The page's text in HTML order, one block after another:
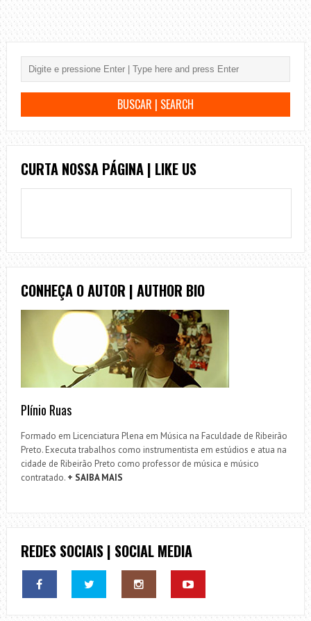
CURTA NOSSA PÁGINA | LIKE US
CONHEÇA O AUTOR | AUTHOR BIO
Plínio Ruas
Formado em Licenciatura Plena em Música na Faculdade de Ribeirão
Preto. Executa trabalhos como instrumentista em estúdios e atua na
cidade de Ribeirão Preto como professor de música e músico
contratado. + SAIBA MAIS
REDES SOCIAIS | SOCIAL MEDIA